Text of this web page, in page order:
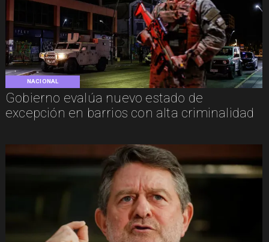
NACIONAL
Gobierno evalúa nuevo estado de
excepción en barrios con alta criminalidad